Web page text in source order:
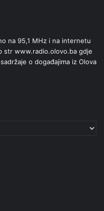
na 95,1 MHz i na internetu
str www.radio.olovo.ba gdje
o događajima iz Olova